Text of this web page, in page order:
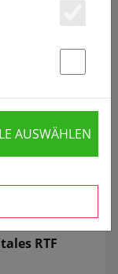
NEU
RTF
AUSWÄHLEN